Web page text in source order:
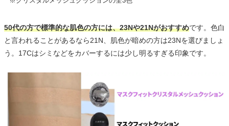
50代の方で標準的な肌色の方には、23Nや21Nがおすすめです。色白
と言われることがあるなら21N、肌色が暗めの方は23Nを選びましょ
う。17Cはシミなどをカバーするには少し明るすぎる印象です。